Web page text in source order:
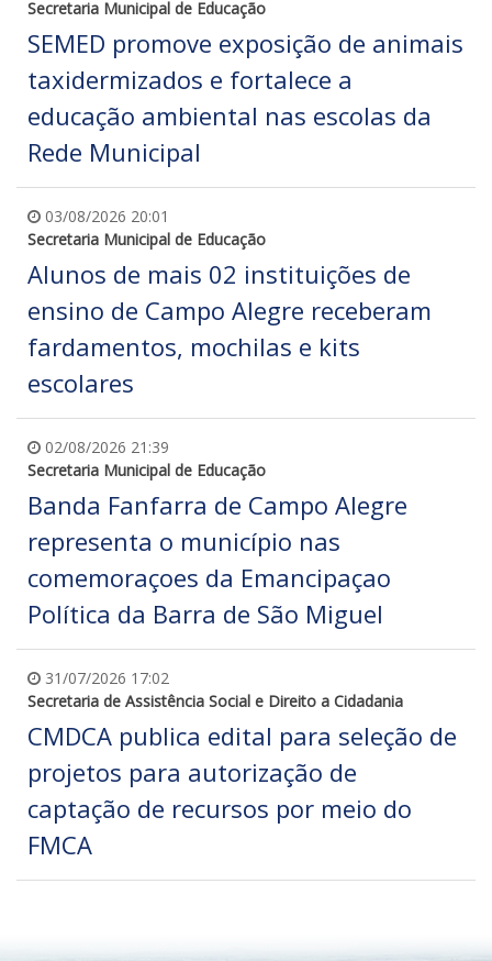
Secretaria Municipal de Educação
SEMED promove exposição de animais
taxidermizados e fortalece a
educação ambiental nas escolas da
Rede Municipal
03/08/2026 20:01
Secretaria Municipal de Educação
Alunos de mais 02 instituições de
ensino de Campo Alegre receberam
fardamentos, mochilas e kits
escolares
02/08/2026 21:39
Secretaria Municipal de Educação
Banda Fanfarra de Campo Alegre
representa o município nas
comemoraçoes da Emancipaçao
Política da Barra de São Miguel
31/07/2026 17:02
Secretaria de Assistência Social e Direito a Cidadania
CMDCA publica edital para seleção de
projetos para autorização de
captação de recursos por meio do
FMCA